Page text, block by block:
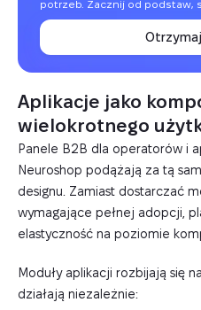
potrzeb. Zacznij od podstaw,
Aplikacje jako
wielokrotnego
Panele B2B dla operatorów i
Neuroshop podążają za tą
designu. Zamiast dostarczać
wymagające pełnej adopcji,
elastyczność na poziomie
Moduły aplikacji rozbijają się
działają niezależnie: